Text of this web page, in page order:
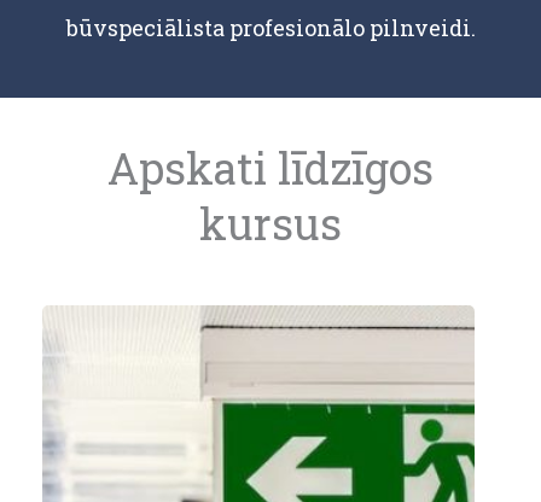
būvspeciālista profesionālo pilnveidi.
Apskati līdzīgos
kursus